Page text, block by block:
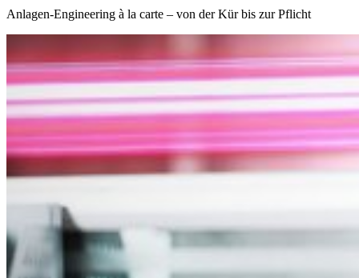
Anlagen-Engineering à la carte – von der Kür bis zur Pflicht